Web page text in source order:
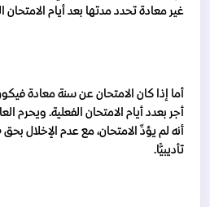
غير معادة تحدد مدتها بعد أيام الامتحان
أما إذا كان الامتحان عن سنة معادة
أجر بعدد أيام الامتحان الفعلية. ويحرم
أنه لم يؤدِّ الامتحان، مع عدم الإخلال
تأديبيًّا.